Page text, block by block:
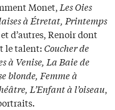
Monet,Les Oies
à Étretat, Printemps
d’autres, Renoir dont
le talent: Coucher de
à Venise, La Baie de
blonde, Femme à
L’Enfant à l’oiseau,